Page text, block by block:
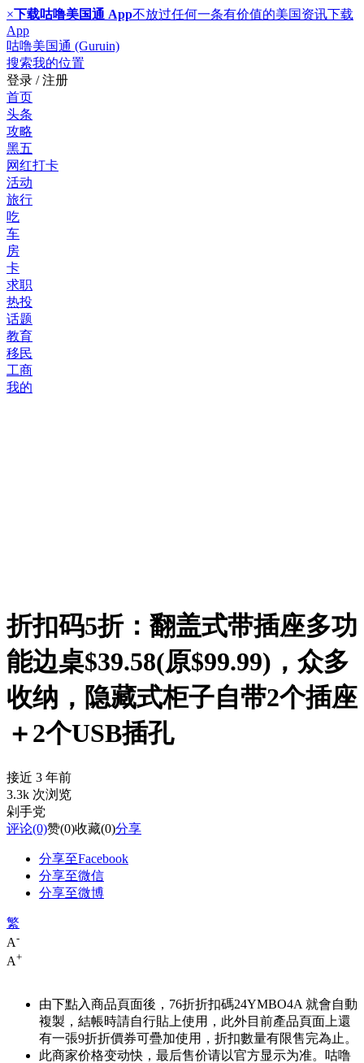
×下载咕噜美国通 App不放过任何一条有价值的美国资讯下载
App
咕噜美国通 (Guruin)
搜索我的位置
登录 / 注册
首页
头条
攻略
黑五
网红打卡
活动
旅行
吃
车
房
卡
求职
热投
话题
教育
移民
工商
我的
折扣码5折：翻盖式带插座多功
能边桌$39.58(原$99.99)，众多
收纳，隐藏式柜子自带2个插座
＋2个USB插孔
接近 3 年前
3.3k 次浏览
剁手党
评论(0)赞(0)收藏(0)分享
分享至Facebook
分享至微信
分享至微博
繁
A-
A+
由下點入商品頁面後，76折折扣碼24YMBO4A 就會自動
複製，結帳時請自行貼上使用，此外目前產品頁面上還
有一張9折折價券可疊加使用，折扣數量有限售完為止。
此商家价格变动快，最后售价请以官方显示为准。咕噜